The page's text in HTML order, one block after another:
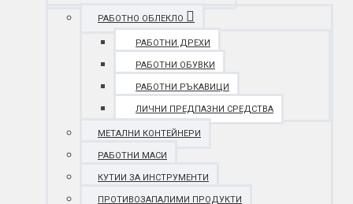
РАБОТНО ОБЛЕКЛО
РАБОТНИ ДРЕХИ
РАБОТНИ ОБУВКИ
РАБОТНИ РЪКАВИЦИ
ЛИЧНИ ПРЕДПАЗНИ СРЕДСТВА
МЕТАЛНИ КОНТЕЙНЕРИ
РАБОТНИ МАСИ
КУТИИ ЗА ИНСТРУМЕНТИ
ПРОТИВОЗАПАЛИМИ ПРОДУКТИ